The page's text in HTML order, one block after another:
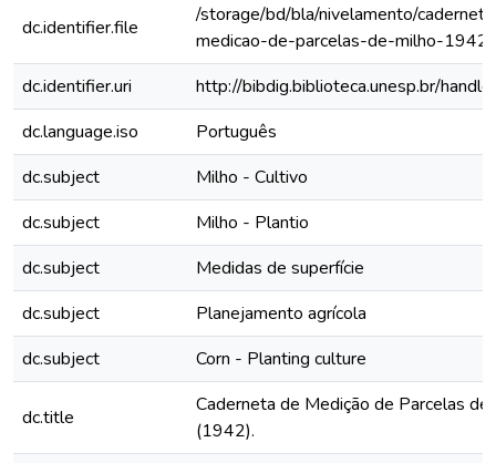
dc.identifier.file
/storage/bd/bla/nivelamento/
medicao-de-parcelas-de-milho-1942
dc.identifier.uri
http://bibdig.biblioteca.unesp.br/
dc.language.iso
Português
dc.subject
Milho - Cultivo
dc.subject
Milho - Plantio
dc.subject
Medidas de superfície
dc.subject
Planejamento agrícola
dc.subject
Corn - Planting culture
dc.title
Caderneta de Medição de Parcelas de
(1942).